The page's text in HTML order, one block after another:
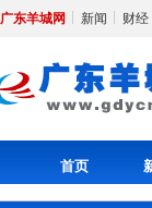
广东羊城网 新闻 财经
首页